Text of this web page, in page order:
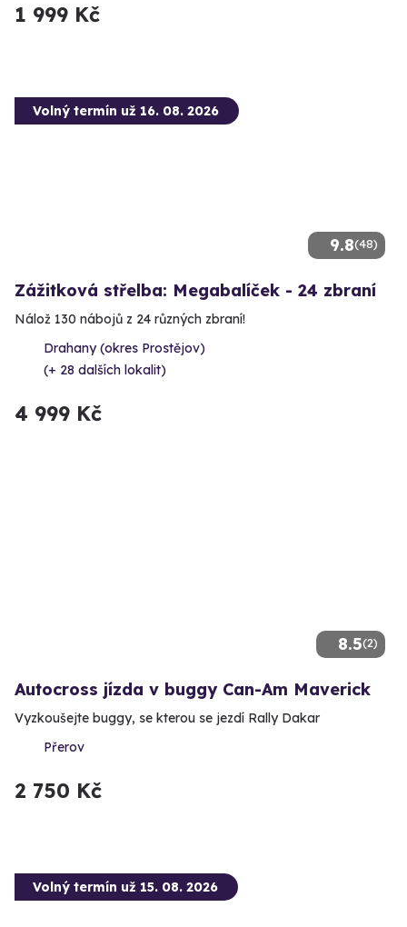
1 999 Kč
9.8(48)
Volný termín už 16. 08. 2026
Zážitková střelba: Megabalíček - 24 zbraní
Nálož 130 nábojů z 24 různých zbraní!
Drahany (okres Prostějov)
(+ 28 dalších lokalit)
4 999 Kč
8.5(2)
Autocross jízda v buggy Can-Am Maverick
Vyzkoušejte buggy, se kterou se jezdí Rally Dakar
Přerov
2 750 Kč
Volný termín už 15. 08. 2026